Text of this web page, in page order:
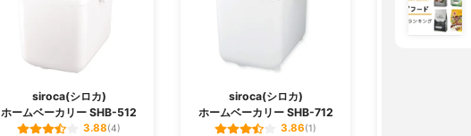
siroca(シロカ)
ホームベーカリー SHB-512
3.88(4)
siroca(シロカ)
ホームベーカリー SHB-712
3.86(1)